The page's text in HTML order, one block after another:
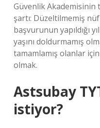
Güvenlik Akademisinin
şartı: Düzeltilmemiş
başvurunun yapıldığı
yaşını doldurmamış
tamamlamış olanlar için
olmak.
Astsubay
istiyor?